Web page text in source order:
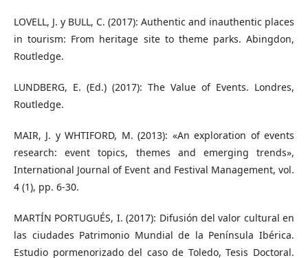
LOVELL, J. y BULL, C. (2017): Authentic and inauthentic places
in tourism: From heritage site to theme parks. Abingdon,
Routledge.
LUNDBERG, E. (Ed.) (2017): The Value of Events. Londres,
Routledge.
MAIR, J. y WHTIFORD, M. (2013): «An exploration of events
research: event topics, themes and emerging trends»,
International Journal of Event and Festival Management, vol.
4 (1), pp. 6-30.
MARTÍN PORTUGUÉS, I. (2017): Difusión del valor cultural en
las ciudades Patrimonio Mundial de la Península Ibérica.
Estudio pormenorizado del caso de Toledo, Tesis Doctoral.